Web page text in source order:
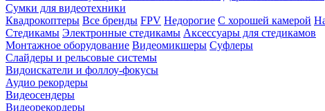
Сумки для видеотехники
Квадрокоптеры Все бренды FPV Недорогие С хорошей камерой
Стедикамы Электронные стедикамы Аксессуары для стедикамов
Монтажное оборудование Видеомикшеры Суфлеры
Слайдеры и рельсовые системы
Видоискатели и фоллоу-фокусы
Аудио рекордеры
Видеосендеры
Видеорекордеры